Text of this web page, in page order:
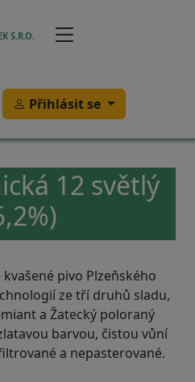
S.R.O.
Přihlásit se
12 světlý
pivo Plzeňského
ze tří druhů sladu,
a Žatecký poloraný
barvou, čistou vůní
a nepasterované.